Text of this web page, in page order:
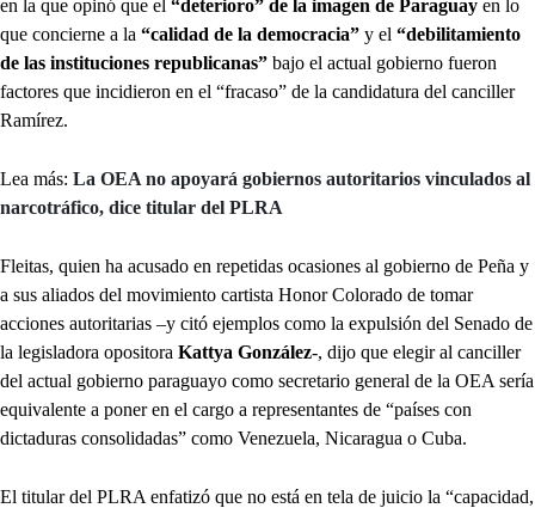
en la que opinó que el “deterioro” de la imagen de Paraguay en lo
que concierne a la “calidad de la democracia” y el “debilitamiento
de las instituciones republicanas” bajo el actual gobierno fueron
factores que incidieron en el “fracaso” de la candidatura del canciller
Ramírez.
Lea más: La OEA no apoyará gobiernos autoritarios vinculados al
narcotráfico, dice titular del PLRA
Fleitas, quien ha acusado en repetidas ocasiones al gobierno de Peña y
a sus aliados del movimiento cartista Honor Colorado de tomar
acciones autoritarias –y citó ejemplos como la expulsión del Senado de
la legisladora opositora Kattya González-, dijo que elegir al canciller
del actual gobierno paraguayo como secretario general de la OEA sería
equivalente a poner en el cargo a representantes de “países con
dictaduras consolidadas” como Venezuela, Nicaragua o Cuba.
El titular del PLRA enfatizó que no está en tela de juicio la “capacidad,